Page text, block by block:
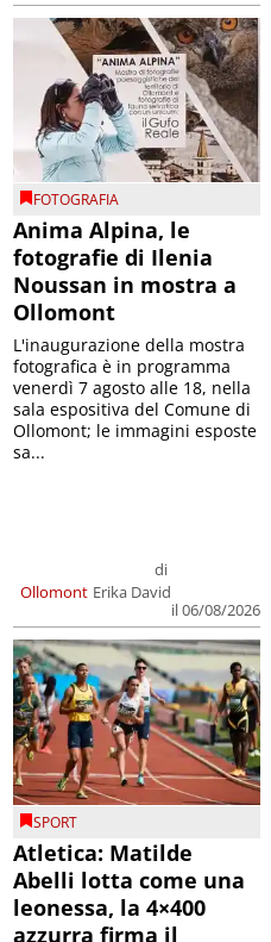
FOTOGRAFIA
Anima Alpina, le
fotografie di Ilenia
Noussan in mostra a
Ollomont
Ollomont
di
Erika David
il 06/08/2026
L'inaugurazione della mostra
fotografica è in programma
venerdì 7 agosto alle 18, nella
sala espositiva del Comune di
Ollomont; le immagini esposte
sa...
SPORT
Atletica: Matilde
Abelli lotta come una
leonessa, la 4×400
azzurra firma il